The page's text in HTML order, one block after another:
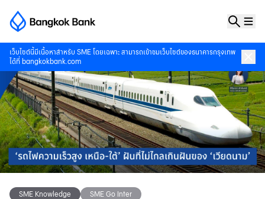
เว็บไซต์นี้มีเนื้อหาสำหรับ SME โดยเฉพาะ สามารถเข้าชมเว็บไซต์ของธนาคารกรุงเทพ
ได้ที่ bangkokbank.com
SME Knowledge SME Go Inter